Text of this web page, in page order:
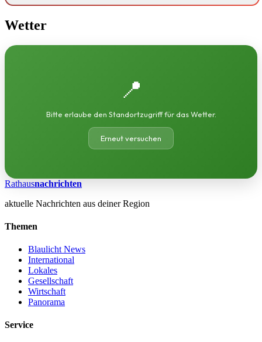
Wetter
📍
Bitte erlaube den Standortzugriff für das Wetter.
Erneut versuchen
Rathausnachrichten
aktuelle Nachrichten aus deiner Region
Themen
Blaulicht News
International
Lokales
Gesellschaft
Wirtschaft
Panorama
Service